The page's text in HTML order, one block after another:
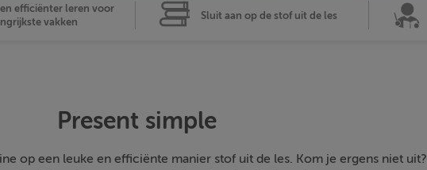
en efficiënter leren voor
vakken
Sluit aan op de stof uit de les
Present simple
op een leuke en efficiënte manier stof uit de les. Kom je ergens niet uit?